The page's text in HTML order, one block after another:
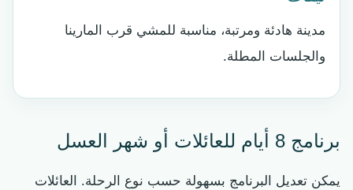
مدينة هادئة ومرتبة، مناسبة للمشي قرب المارينا
والجلسات المطلة.
برنامج 8 أيام للعائلات أو شهر العسل
يمكن تعديل البرنامج بسهولة حسب نوع الرحلة. العائلات